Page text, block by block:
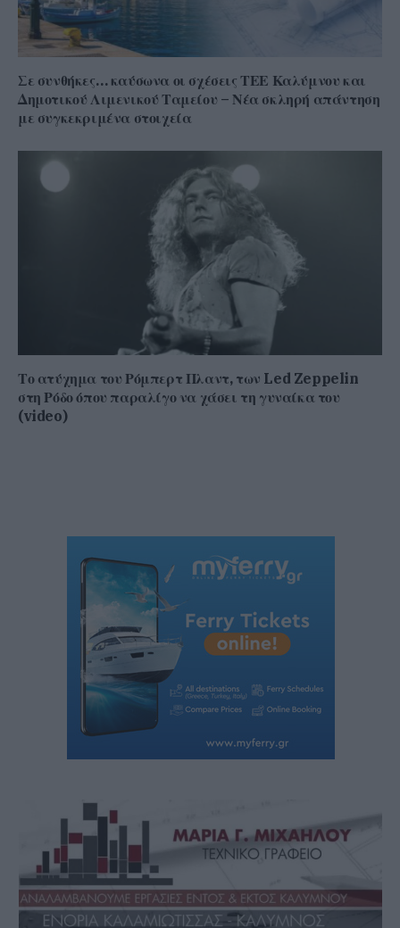
Σε συνθήκες… καύσωνα οι σχέσεις ΤΕΕ Καλύμνου και
Δημοτικού Λιμενικού Ταμείου – Νέα σκληρή απάντηση
με συγκεκριμένα στοιχεία
Το ατύχημα του Ρόμπερτ Πλαντ, των Led Zeppelin
στη Ρόδο όπου παραλίγο να χάσει τη γυναίκα του
(video)